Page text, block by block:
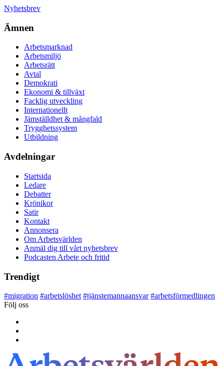
Nyhetsbrev
Ämnen
Arbetsmarknad
Arbetsmiljö
Arbetsrätt
Avtal
Demokrati
Ekonomi & tillväxt
Facklig utveckling
Internationellt
Jämställdhet & mångfald
Trygghetssystem
Utbildning
Avdelningar
Startsida
Ledare
Debatter
Krönikor
Satir
Kontakt
Annonsera
Om Arbetsvärlden
Anmäl dig till vårt nyhetsbrev
Podcasten Arbete och fritid
Trendigt
#migration #arbetslöshet #tjänstemannaansvar #arbetsförmedlingen
Följ oss